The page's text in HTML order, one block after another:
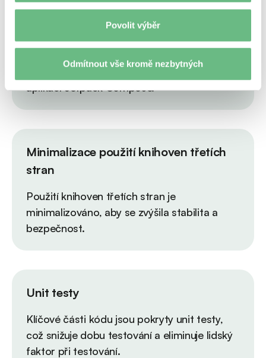
Povolit výběr
Odmítnout vše kromě nezbytných
Jetpack Compose
pro vývoj uživatelského rozhraní nahrazen
aplikací Jetpack Compose.
Minimalizace použití knihoven třetích
stran
Použití knihoven třetích stran je
minimalizováno, aby se zvýšila stabilita a
bezpečnost.
Unit testy
Klíčové části kódu jsou pokryty unit testy,
což snižuje dobu testování a eliminuje lidský
faktor při testování.